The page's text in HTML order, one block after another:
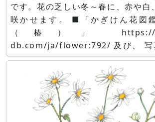
です。花の乏しい冬～春に、赤や白
咲かせます。 ■「かぎけん花図鑑 特集 ツバキ
（椿）」 https://
db.com/ja/flower:792/ 及び、 写真の椿園「椿-
db.net」を併せてご参照ください。